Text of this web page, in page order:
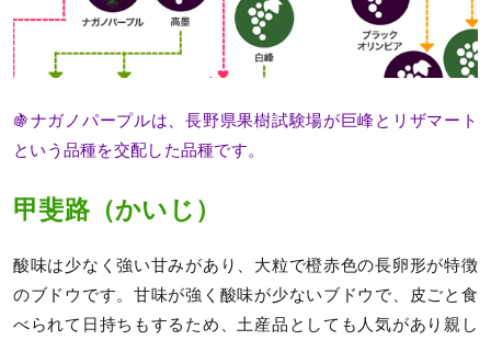
🍇ナガノパープルは、長野県果樹試験場が巨峰とリザマート
という品種を交配した品種です。
甲斐路（かいじ）
酸味は少なく強い甘みがあり、大粒で橙赤色の長卵形が特徴
のブドウです。甘味が強く酸味が少ないブドウで、皮ごと食
べられて日持ちもするため、土産品としても人気があり親し